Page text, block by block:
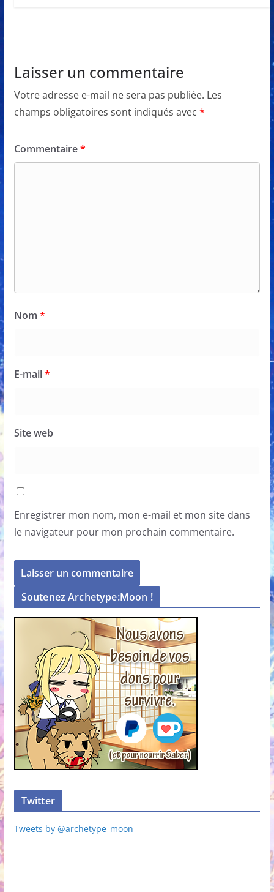
Laisser un commentaire
Votre adresse e-mail ne sera pas publiée. Les
champs obligatoires sont indiqués avec *
Commentaire*
Nom *
E-mail*
Site web
Enregistrer mon nom, mon e-mail et mon site dans
le navigateur pour mon prochain commentaire.
Soutenez Archetype:Moon !
Twitter
Tweets by @archetype_moon